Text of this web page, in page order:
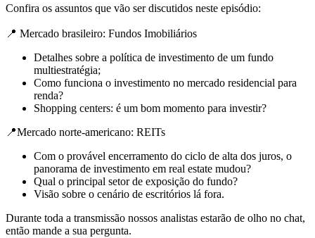
Confira os assuntos que vão ser discutidos neste episódio:
📍 Mercado brasileiro: Fundos Imobiliários
Detalhes sobre a política de investimento de um fundo
multiestratégia;
Como funciona o investimento no mercado residencial para
renda?
Shopping centers: é um bom momento para investir?
📍Mercado norte-americano: REITs
Com o provável encerramento do ciclo de alta dos juros, o
panorama de investimento em real estate mudou?
Qual o principal setor de exposição do fundo?
Visão sobre o cenário de escritórios lá fora.
Durante toda a transmissão nossos analistas estarão de olho no chat,
então mande a sua pergunta.